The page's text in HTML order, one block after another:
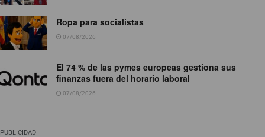
Ropa para socialistas
07/08/2026
El 74 % de las pymes europeas gestiona sus
finanzas fuera del horario laboral
07/08/2026
PUBLICIDAD